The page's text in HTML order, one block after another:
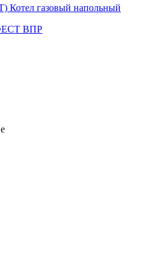
Котел газовый напольный
ВПР